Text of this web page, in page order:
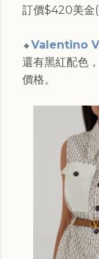
訂價$420美金
🔸 Valentino
還有黑紅配色
價格。